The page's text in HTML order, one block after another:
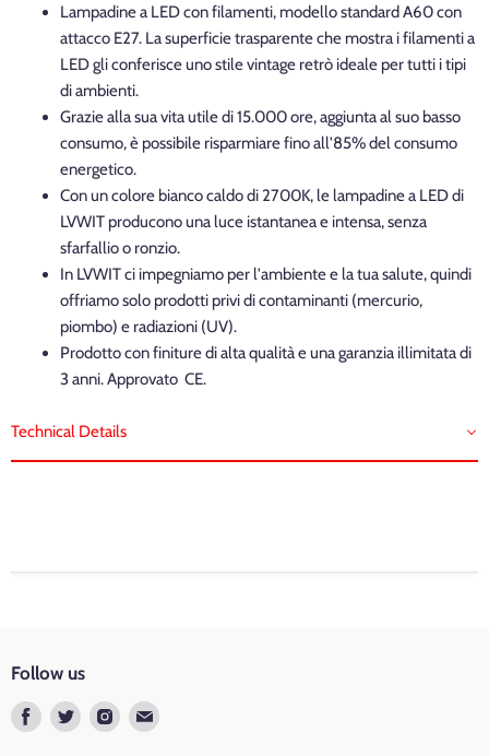
Lampadine a LED con filamenti, modello standard A60 con
attacco E27. La superficie trasparente che mostra i filamenti a
LED gli conferisce uno stile vintage retrò ideale per tutti i tipi
di ambienti.
Grazie alla sua vita utile di 15.000 ore, aggiunta al suo basso
consumo, è possibile risparmiare fino all'85% del consumo
energetico.
Con un colore bianco caldo di 2700K, le lampadine a LED di
LVWIT producono una luce istantanea e intensa, senza
sfarfallio o ronzio.
In LVWIT ci impegniamo per l'ambiente e la tua salute, quindi
offriamo solo prodotti privi di contaminanti (mercurio,
piombo) e radiazioni (UV).
Prodotto con finiture di alta qualità e una garanzia illimitata di
3 anni. Approvato CE.
Technical Details
Tipo di Attacco
Luminous Flux: 470 lumen
Follow us
Find Find Find Find